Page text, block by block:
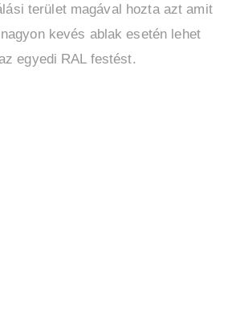
terület magával hozta azt amit
kevés ablak esetén lehet
egyedi RAL festést.